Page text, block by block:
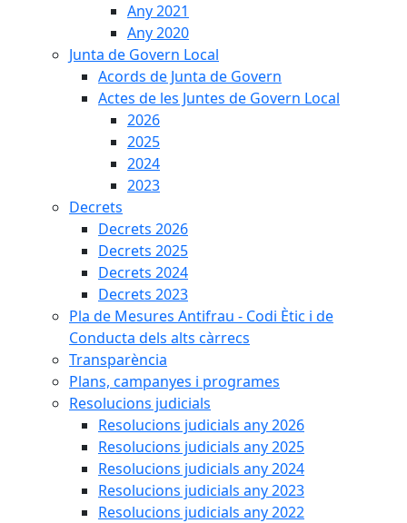
Any 2021
Any 2020
Junta de Govern Local
Acords de Junta de Govern
Actes de les Juntes de Govern Local
2026
2025
2024
2023
Decrets
Decrets 2026
Decrets 2025
Decrets 2024
Decrets 2023
Pla de Mesures Antifrau - Codi Ètic i de
Conducta dels alts càrrecs
Transparència
Plans, campanyes i programes
Resolucions judicials
Resolucions judicials any 2026
Resolucions judicials any 2025
Resolucions judicials any 2024
Resolucions judicials any 2023
Resolucions judicials any 2022